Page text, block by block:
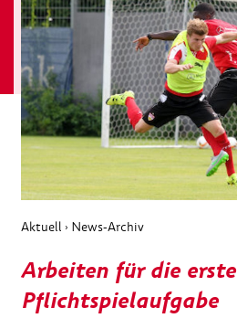
Aktuell › News-Archiv
Arbeiten für die erste
Pflichtspielaufgabe